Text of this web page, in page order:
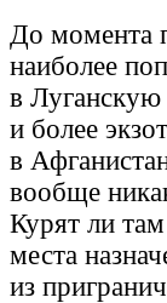
До момента
наиболее
в
и более
в
вообще
Курят ли
места
из